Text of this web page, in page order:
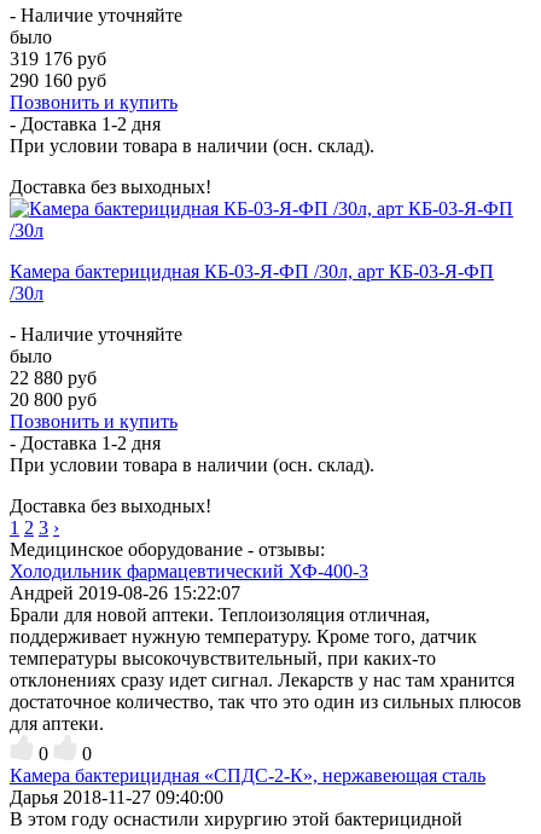
- Наличие уточняйте
было
319 176 руб
290 160 руб
Позвонить и купить
- Доставка 1-2 дня
При условии товара в наличии (осн. склад).
Доставка без выходных!
Камера бактерицидная КБ-03-Я-ФП /30л, арт КБ-03-Я-ФП
/30л
- Наличие уточняйте
было
22 880 руб
20 800 руб
Позвонить и купить
- Доставка 1-2 дня
При условии товара в наличии (осн. склад).
Доставка без выходных!
1 2 3 ›
Медицинское оборудование - отзывы:
Холодильник фармацевтический ХФ-400-3
Андрей 2019-08-26 15:22:07
Брали для новой аптеки. Теплоизоляция отличная,
поддерживает нужную температуру. Кроме того, датчик
температуры высокочувствительный, при каких-то
отклонениях сразу идет сигнал. Лекарств у нас там хранится
достаточное количество, так что это один из сильных плюсов
для аптеки.
0
0
Камера бактерицидная «СПДС-2-К», нержавеющая сталь
Дарья 2018-11-27 09:40:00
В этом году оснастили хирургию этой бактерицидной